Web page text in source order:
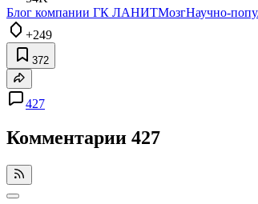
Блог компании ГК ЛАНИТМозгНаучно-
+249
372
427
Комментарии 427